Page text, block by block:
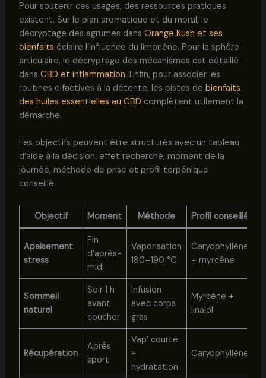
Pour soutenir ces usages, des ressources pratiques
existent. Sur le plan aromatique et du moral, le
décryptage des agrumes dans Orange Kush et ses
bienfaits éclaire l’influence du limonène. Pour la sphère
articulaire, le décryptage des mécanismes est détaillé
dans CBD et inflammation. Enfin, pour associer les
routines olfactives à la détente, les pistes de bienfaits
des huiles essentielles au CBD complètent utilement la
démarche.
Les objectifs peuvent être structurés avec un tableau
d’aide à la décision: effet recherché, moment de la
journée, méthode de prise et profil terpénique
conseillé.
Objectif Moment Méthode Profil conseillé
Apaisement
stress
Fin
d’après-
midi
Vaporisation
180–190 °C
Caryophyllène
+ myrcène
Sommeil
naturel
Soir 1 h
avant
coucher
Infusion
avec corps
gras
Myrcène +
linalol
Récupération
Après
sport
Vap’ courte
+
hydratation
Caryophyllène